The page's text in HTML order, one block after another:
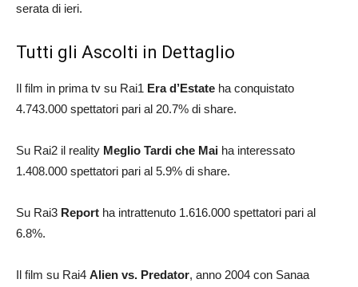
serata di ieri.
Tutti gli Ascolti in Dettaglio
Il film in prima tv su Rai1 Era d’Estate ha conquistato
4.743.000 spettatori pari al 20.7% di share.
Su Rai2 il reality Meglio Tardi che Mai ha interessato
1.408.000 spettatori pari al 5.9% di share.
Su Rai3 Report ha intrattenuto 1.616.000 spettatori pari al
6.8%.
Il film su Rai4 Alien vs. Predator, anno 2004 con Sanaa